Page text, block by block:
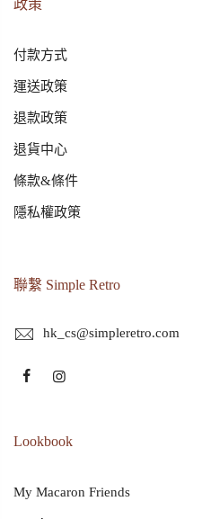
政策
付款方式
運送政策
退款政策
退貨中心
條款&條件
隱私權政策
聯繫 Simple Retro
hk_cs@simpleretro.com
Lookbook
My Macaron Friends